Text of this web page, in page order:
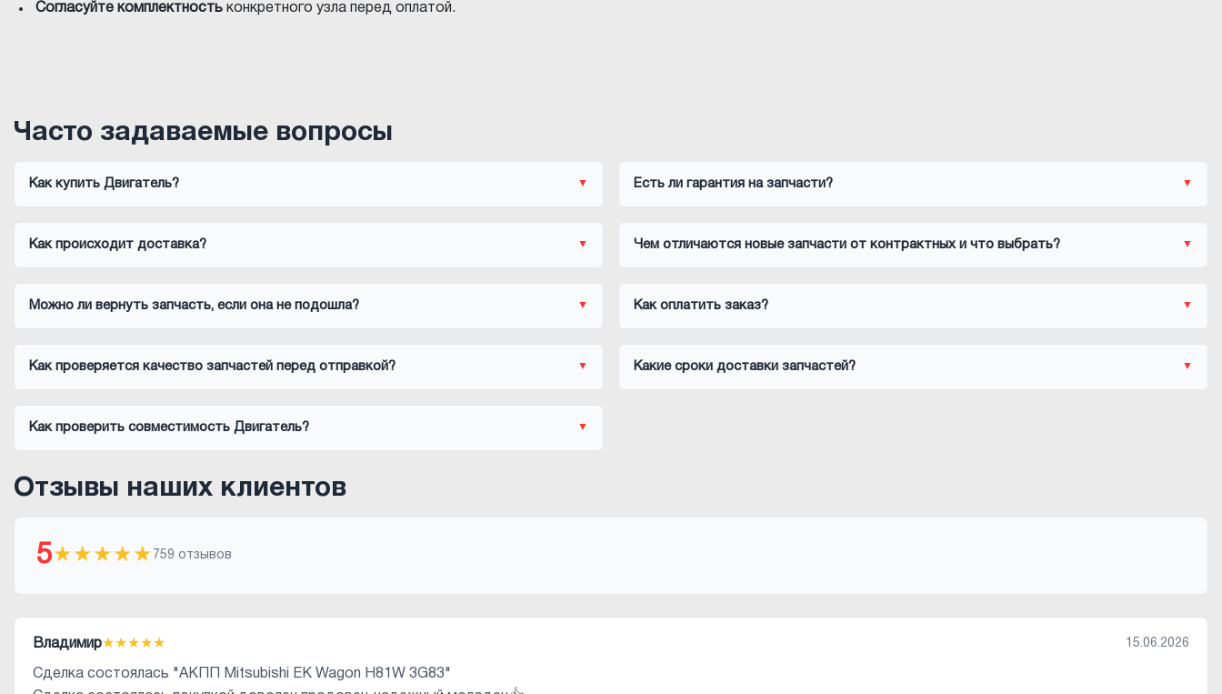
Согласуйте комплектность конкретного узла перед оплатой.
Часто задаваемые вопросы
Как купить Двигатель? Есть ли гарантия на запчасти?
Как происходит доставка? Чем отличаются новые запчасти от контрактных и что выбрать?
Можно ли вернуть запчасть, если она не подошла? Как оплатить заказ?
Как проверяется качество запчастей перед отправкой? Какие сроки доставки запчастей?
Как проверить совместимость Двигатель?
Отзывы наших клиентов
5★★★★★ 759 отзывов
Владимир★★★★★ 15.06.2026
Сделка состоялась "АКПП Mitsubishi EK Wagon H81W 3G83"